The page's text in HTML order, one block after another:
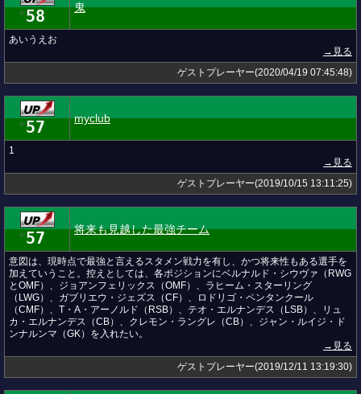
★ 58 鬼
あいうえお
→見る
ゲストプレーヤー(2020/04/19 07:45:48)
★ 57 myclub
1
→見る
ゲストプレーヤー(2019/10/15 13:11:25)
★ 57 将来も見越した最強チーム
意図は、現時点で最強と言えるスタメン戦力を有し、かつ将来性もある選手を
加えていうこと。控えとしては、各ポジションにベルナルド・シウヴァ（RWG
とOMF）、ジョアンフェリックス（OMF）、ラヒーム・スターリング
（LWG）、ガブリエウ・ジェズス（CF）、ロドリゴ・ペンタンクール
（CMF）、T・A・アーノルド（RSB）、テオ・エルナンデス（LSB）、リュ
カ・エルナンデス（CB）、クレモン・ラングレ（CB）、ジャン・ルイジ・ド
ンナルンマ（GK）を入れたい。
→見る
ゲストプレーヤー(2019/12/11 13:19:30)